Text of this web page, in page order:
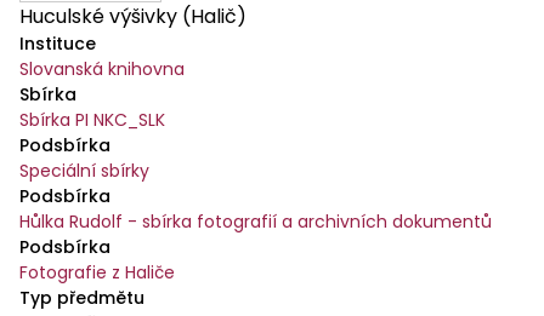
Huculské výšivky (Halič)
Instituce
Slovanská knihovna
Sbírka
Sbírka PI NKC_SLK
Podsbírka
Speciální sbírky
Podsbírka
Hůlka Rudolf - sbírka fotografií a archivních dokumentů
Podsbírka
Fotografie z Haliče
Typ předmětu